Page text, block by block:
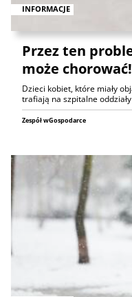
INFORMACJE
Przez ten
może chorować!
Dzieci kobiet, które miały
trafiają na szpitalne
Zespół wGospodarce